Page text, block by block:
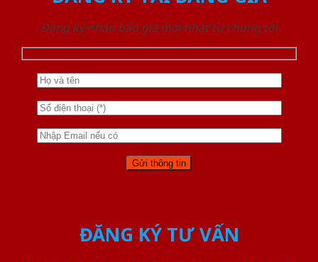
Đăng ký nhận báo giá mới nhất từ chúng tôi
ĐĂNG KÝ TƯ VẤN